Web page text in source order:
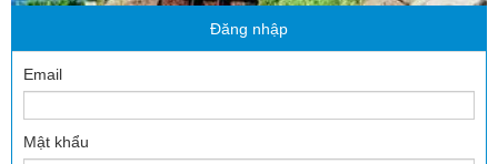
Đăng nhập
Email
Mật khẩu